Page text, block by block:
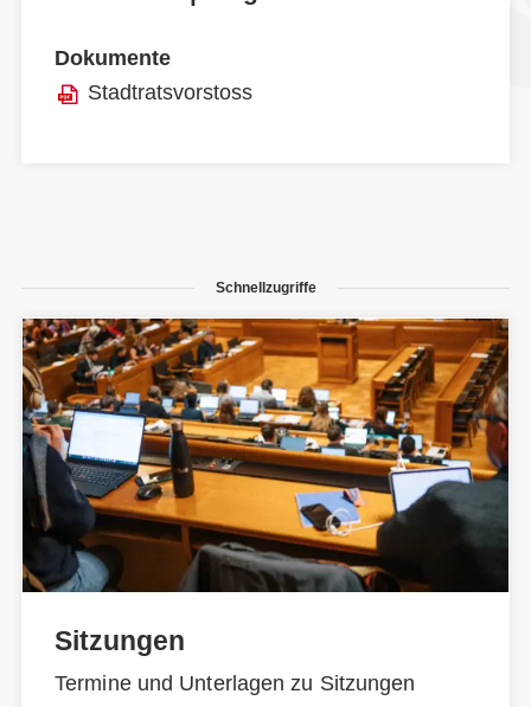
Dokumente
Stadtratsvorstoss
Schnellzugriffe
Sitzungen
Termine und Unterlagen zu Sitzungen